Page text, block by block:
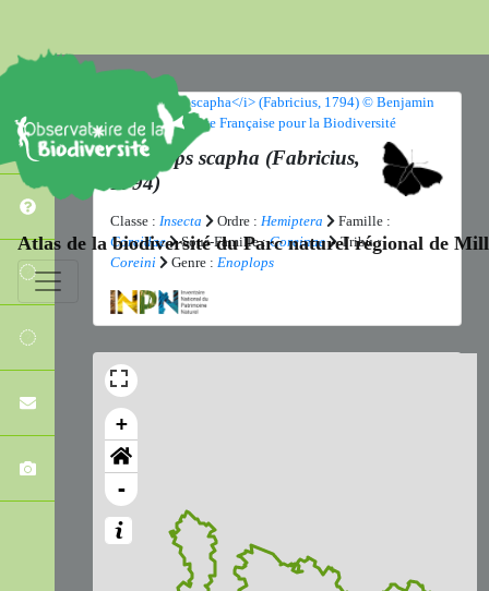
Atlas de la biodiversité du Parc naturel régional de
Enoplops scapha (Fabricius,
1794)
Classe : Insecta Ordre : Hemiptera
Famille :
Coreidae
Sous-Famille :Coreinae
Tribu :
Coreini
Genre : Enoplops
+
-